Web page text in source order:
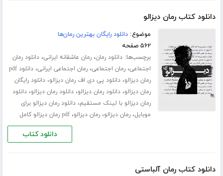
دانلود کتاب رمان دیزالو
موضوع:دانلود رایگان بهترین رمان‌ها
۵۶۲ صفحه
برچسب‌ها:دانلود رمان،رمان عاشقانه ایرانی،دانلود رمان
اجتماعی،رمان اجتماعی،رمان اجتماعی ایرانی،
دانلود pdf
رمان دیزالو،دانلود پی دی اف رمان دیزالو،دانلود رایگان
رمان دیزالو،دانلود رمان دیزالو،دانلود رمان دیزالو،دانلود
رمان دیزالو با لینک مستقیم،دانلود رمان دیزالو برای
موبایل،رمان دیزالو،رمان دیزالو،pdf رمان دیزالو کامل
دانلود کتاب
دانلود کتاب رمان آلباستی